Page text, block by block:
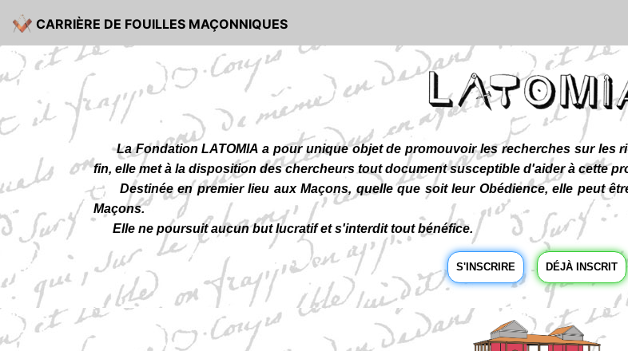
CARRIÈRE DE FOUILLES MAÇONNIQUES
La Fondation LATOMIA a pour unique objet de promouvoir les recherches sur les
fin, elle met à la disposition des chercheurs tout document susceptible d'aider à cette
Destinée en premier lieu aux Maçons, quelle que soit leur Obédience, elle peut
Maçons.
Elle ne poursuit aucun but lucratif et s'interdit tout bénéfice.